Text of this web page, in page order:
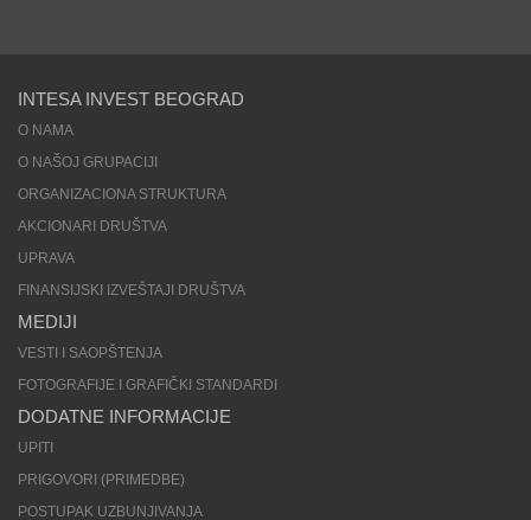
INTESA INVEST BEOGRAD
O NAMA
O NAŠOJ GRUPACIJI
ORGANIZACIONA STRUKTURA
AKCIONARI DRUŠTVA
UPRAVA
FINANSIJSKI IZVEŠTAJI DRUŠTVA
MEDIJI
VESTI I SAOPŠTENJA
FOTOGRAFIJE I GRAFIČKI STANDARDI
DODATNE INFORMACIJE
UPITI
PRIGOVORI (PRIMEDBE)
POSTUPAK UZBUNJIVANJA